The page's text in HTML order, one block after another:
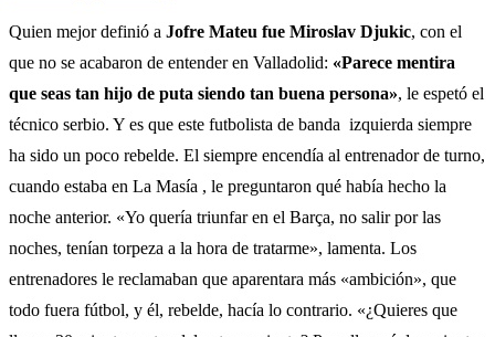
Quien mejor definió a Jofre Mateu fue Miroslav Djukic, con el
que no se acabaron de entender en Valladolid: «Parece mentira
que seas tan hijo de puta siendo tan buena persona», le espetó el
técnico serbio. Y es que este futbolista de banda izquierda siempre
ha sido un poco rebelde. El siempre encendía al entrenador de turno,
cuando estaba en La Masía , le preguntaron qué había hecho la
noche anterior. «Yo quería triunfar en el Barça, no salir por las
noches, tenían torpeza a la hora de tratarme», lamenta. Los
entrenadores le reclamaban que aparentara más «ambición», que
todo fuera fútbol, y él, rebelde, hacía lo contrario. «¿Quieres que